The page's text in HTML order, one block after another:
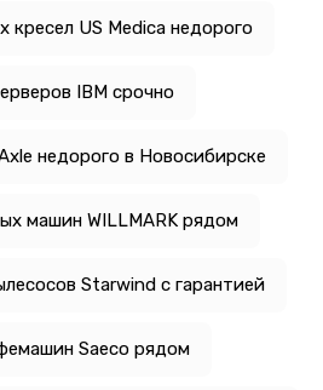
кресел US Medica недорого
IBM срочно
недорого в Новосибирске
машин WILLMARK рядом
Starwind с гарантией
Saeco рядом